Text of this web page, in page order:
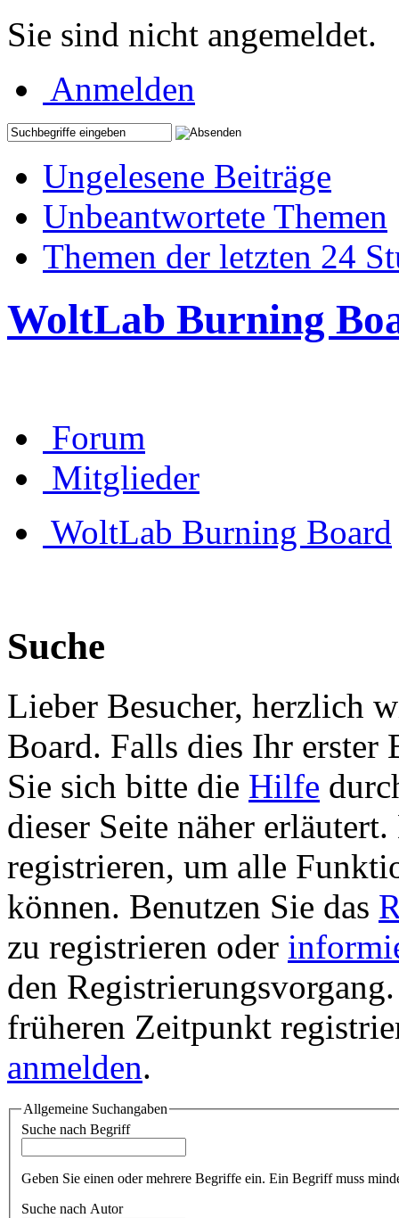
Sie sind nicht angemeldet.
Anmelden
Ungelesene Beiträge
Unbeantwortete Themen
Themen der letzten 24
WoltLab Burning
Forum
Mitglieder
WoltLab Burning Board
Suche
Lieber Besucher, herzlich
Board. Falls dies Ihr erster
Sie sich bitte die Hilfe
dieser Seite näher
registrieren, um alle
können. Benutzen Sie das
zu registrieren oder
den
früheren Zeitpunkt
anmelden.
Allgemeine Suchangaben
Suche nach Begriff
Geben Sie einen oder mehrere Begriffe ein. Ein Begriff muss
Suche nach Autor